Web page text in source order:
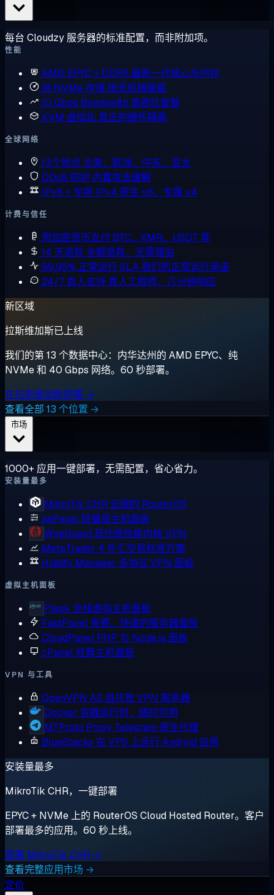
每台 Cloudzy 服务器的标准配置，而非附加项。
性能
AMD EPYC + DDR5 最新一代核心与内存
纯 NVMe 存储绝无机械硬盘
10 Gbps Bandwidth 高吞吐套餐
KVM 虚拟化 真正的硬件隔离
全球网络
13个地点 北美、欧洲、中东、亚太
DDoS 防护 内置攻击缓解
IPv6 + 专用 IPv4 原生 v6，专属 v4
计费与信任
用加密货币支付 BTC、XMR、USDT 等
14 天退款全额退款，无需理由
99.95% 正常运行 SLA我们的正常运行承诺
24/7 真人支持 真人工程师，几分钟响应
新区域
拉斯维加斯已上线
我们的第 13 个数据中心：内华达州的 AMD EPYC、纯
NVMe 和 40 Gbps 网络。60 秒部署。
在拉斯维加斯部署 →
查看全部 13 个位置 →
1000+ 应用一键部署，无需配置，省心省力。
安装量最多
MikroTik CHR 云端的 RouterOS
aaPanel轻量级主机面板
WireGuard 现代高性能内核 VPN
MetaTrader 4 外汇交易标准方案
Hiddify Manager 多协议 VPN 面板
虚拟主机面板
Plesk 全栈虚拟主机面板
FastPanel 免费、快速的服务器面板
CloudPanel PHP 与 Node.js 面板
cPanel经典主机面板
VPN 与工具
OpenVPN AS 自托管 VPN 服务器
Docker 容器运行时，随时可用
MTProto Proxy Telegram 原生代理
BlueStacks 在 VPS 上运行 Android 应用
安装量最多
MikroTik CHR，一键部署
EPYC + NVMe 上的 RouterOS Cloud Hosted Router。客户
部署最多的应用。60 秒上线。
部署 MikroTik CHR →
查看完整应用市场 →
定价